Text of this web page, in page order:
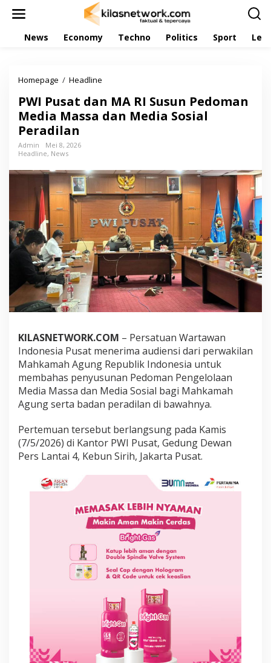
News Economy Techno Politics Sport
Homepage / Headline
I
P
u
a
n
M
R
S
u
u
n
e
m
a
n
M
e
d
i
M
a
s
s
n
M
e
a
S
o
a
l
P
e
r
PWI Pusat dan MA RI Susun Pedoman
Media Massa dan Media Sosial
Peradilan
Admin
Mei 8, 2026
Headline, News
KILASNETWORK.COM – Persatuan Wartawan
Indonesia Pusat menerima audiensi dari perwakilan
Mahkamah Agung Republik Indonesia untuk
membahas penyusunan Pedoman Pengelolaan
Media Massa dan Media Sosial bagi Mahkamah
Agung serta badan peradilan di bawahnya.
Pertemuan tersebut berlangsung pada Kamis
(7/5/2026) di Kantor PWI Pusat, Gedung Dewan
Pers Lantai 4, Kebun Sirih, Jakarta Pusat.